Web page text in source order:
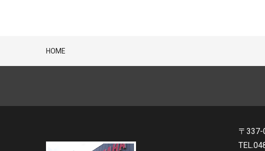
HOME
〒